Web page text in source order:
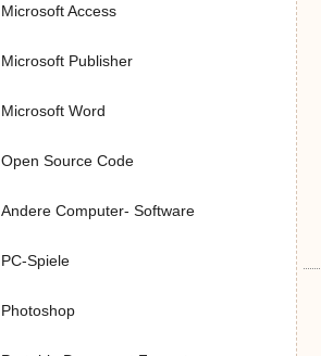
Microsoft Access
Microsoft Publisher
Microsoft Word
Open Source Code
Andere Computer- Software
PC-Spiele
Photoshop